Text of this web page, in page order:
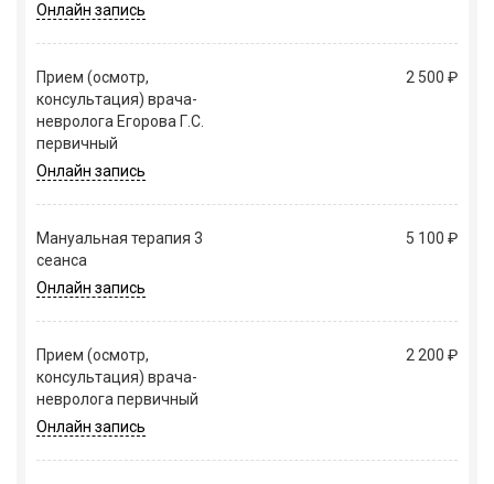
Онлайн запись
Прием (осмотр,
консультация) врача-
невролога Егорова Г.С.
первичный
2 500 ₽
Онлайн запись
Мануальная терапия 3
сеанса
5 100 ₽
Онлайн запись
Прием (осмотр,
консультация) врача-
невролога первичный
2 200 ₽
Онлайн запись